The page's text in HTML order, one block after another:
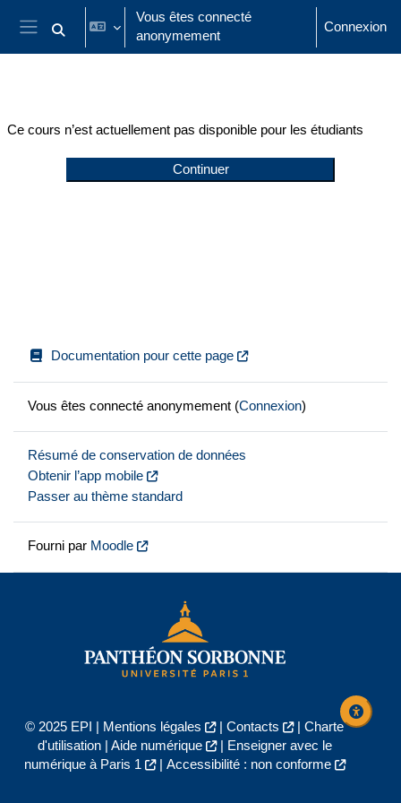
Passer au contenu principal
Panneau latéral
Activer/désactiver la saisie de recherche
Vous êtes connecté
anonymement
Connexion
Ce cours n’est actuellement pas disponible pour les étudiants
Continuer
Documentation pour cette page
Vous êtes connecté anonymement (Connexion)
Résumé de conservation de données
Obtenir l’app mobile
Passer au thème standard
Fourni par Moodle
© 2025 EPI | Mentions légales | Contacts | Charte
d'utilisation| Aide numérique |
Enseigner avec le
numérique à Paris 1
| Accessibilité : non conforme